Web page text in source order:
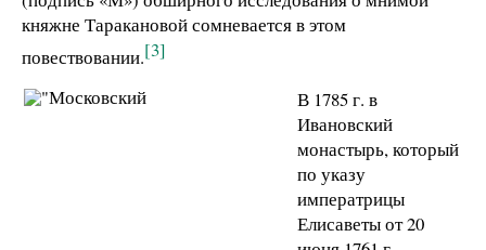
княжне Таракановой сомневается в этом
повествовании.[3]
В 1785 г. в
Ивановский
монастырь, который
по указу
императрицы
Елисаветы от 20